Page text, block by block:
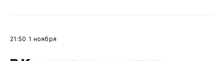
21:50 1 ноября